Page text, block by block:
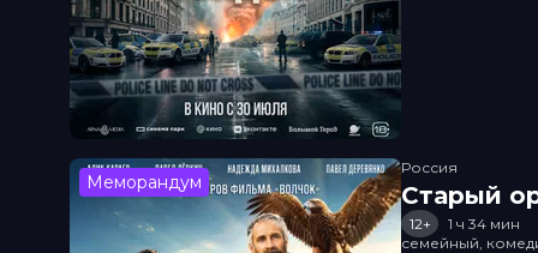
Меморандум
Россия
Старый
12+
1 ч 34 мин
семейный,